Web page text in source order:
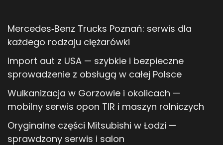
Mercedes‑Benz Trucks Poznań: serwis dla
każdego rodzaju ciężarówki
Import aut z USA — szybkie i bezpieczne
sprowadzenie z obsługą w całej Polsce
Wulkanizacja w Gorzowie i okolicach —
mobilny serwis opon TIR i maszyn rolniczych
Oryginalne części Mitsubishi w Łodzi —
sprawdzony serwis i salon